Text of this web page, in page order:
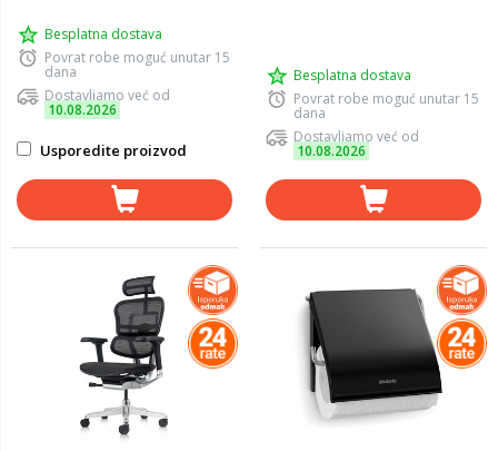
Besplatna dostava
Povrat robe moguć unutar 15
dana
Dostavljamo već od
10.08.2026
Usporedite proizvod
Besplatna dostava
Povrat robe moguć unutar 15
dana
Dostavljamo već od
10.08.2026